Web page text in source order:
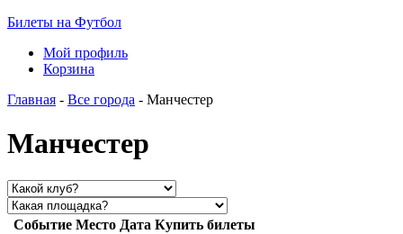
Билеты на Футбол
Мой профиль
Корзина
Главная - Все города - Манчестер
Манчестер
Событие Место Дата Купить билеты